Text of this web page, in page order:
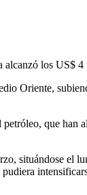
los US$
Oriente,
que
situándose